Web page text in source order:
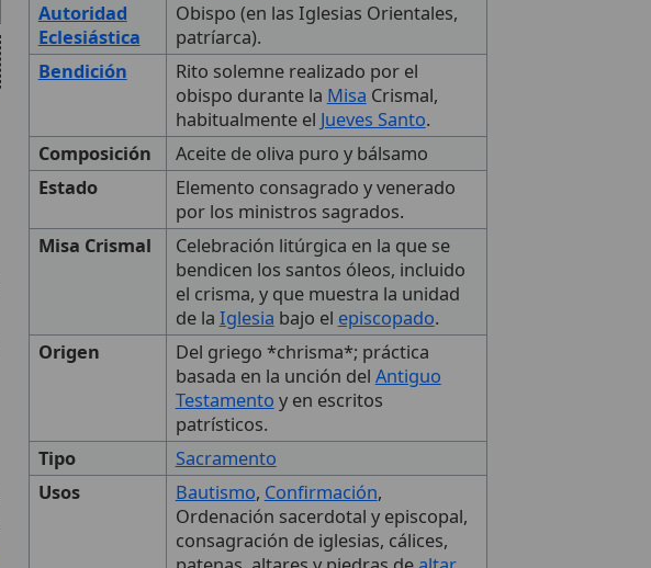
Autoridad
Eclesiástica
Obispo (en las Iglesias Orientales,
patríarca).
Bendición
Rito solemne realizado por el
obispo durante la Misa Crismal,
habitualmente el Jueves Santo.
Composición
Aceite de oliva puro y bálsamo
Estado
Elemento consagrado y venerado
por los ministros sagrados.
Misa Crismal
Celebración litúrgica en la que se
bendicen los santos óleos, incluido
el crisma, y que muestra la unidad
de la Iglesia bajo el episcopado.
Origen
Del griego *chrisma*; práctica
basada en la unción del Antiguo
Testamento y en escritos
patrísticos.
Tipo
Sacramento
Usos
Bautismo, Confirmación,
Ordenación sacerdotal y episcopal,
consagración de iglesias, cálices,